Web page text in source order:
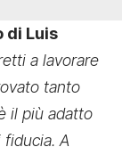
di Luis
a lavorare
tanto
il più adatto
A